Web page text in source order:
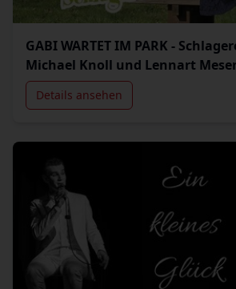
GABI WARTET IM PARK -
Michael Knoll und Lennart
Details ansehen